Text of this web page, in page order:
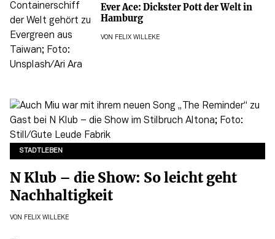
Ever Ace: Dickster Pott der Welt in
Hamburg
VON FELIX WILLEKE
STADTLEBEN
N Klub – die Show: So leicht geht
Nachhaltigkeit
VON FELIX WILLEKE